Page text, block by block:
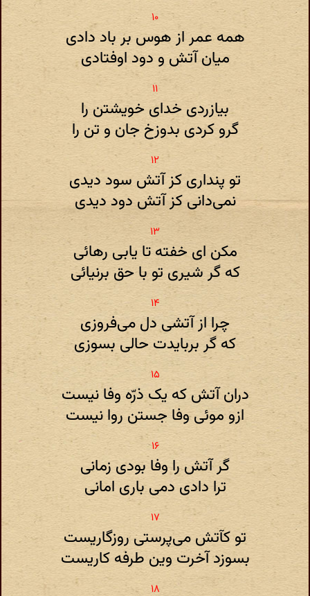
همه عمر از هوس بر باد دادی
میان آتش و دود اوفتادی
بیازردی خدای خویشتن را
گرو کردی بدوزخ جان و تن را
تو پنداری کز آتش سود دیدی
نمی‌دانی کز آتش دود دیدی
مکن ای خفته تا یابی رهائی
که گر شیری تو با حق برنیائی
چرا از آتشی دل می‌فروزی
که گر بربایدت حالی بسوزی
دران آتش که یک ذرّه وفا نیست
ازو موئی وفا جستن روا نیست
گر آتش را وفا بودی زمانی
ترا دادی دمی باری امانی
تو کآتش می‌پرستی روزگاریست
بسوزد آخرت وین طرفه کاریست